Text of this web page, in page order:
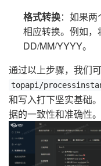
格式转换：如果
相应转换。例如
DD/MM/YYYY。
通过以上步骤，我们
topapi/
和写入打下坚实基础
据的一致性和准确性。